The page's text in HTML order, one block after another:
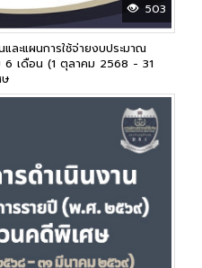
503
ละแผนการใช้จ่ายงบประมาณ
6 เดือน (1 ตุลาคม 2568 - 31